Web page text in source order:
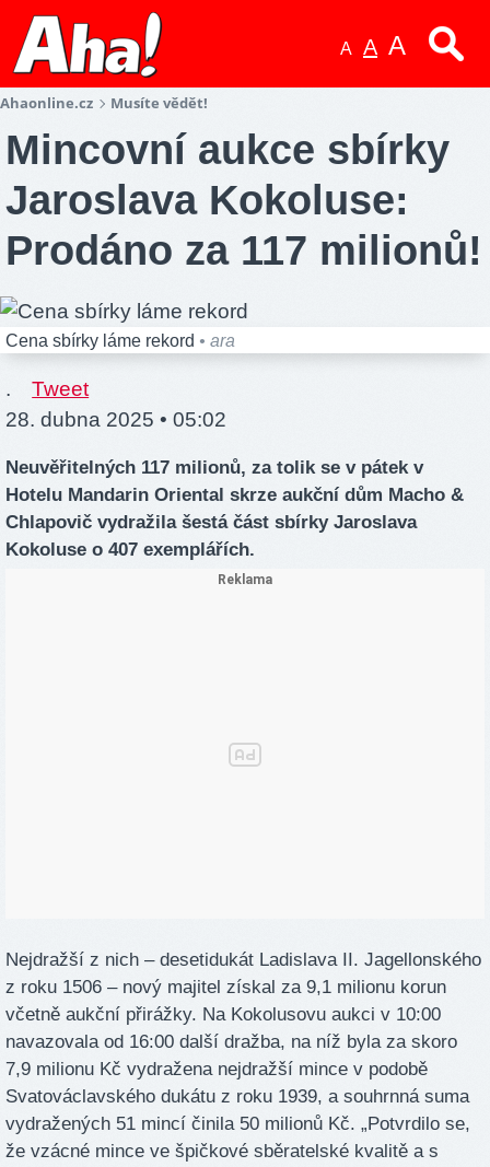
A A A
Ahaonline.cz Musíte vědět!
Mincovní aukce sbírky
Jaroslava Kokoluse:
Prodáno za 117 milionů!
Cena sbírky láme rekord • ara
.
Tweet
28. dubna 2025 • 05:02
Neuvěřitelných 117 milionů, za tolik se v pátek v
Hotelu Mandarin Oriental skrze aukční dům Macho &
Chlapovič vydražila šestá část sbírky Jaroslava
Kokoluse o 407 exemplářích.
Nejdražší z nich – desetidukát Ladislava II. Jagellonského
z roku 1506 – nový majitel získal za 9,1 milionu korun
včetně aukční přirážky. Na Kokolusovu aukci v 10:00
navazovala od 16:00 další dražba, na níž byla za skoro
7,9 milionu Kč vydražena nejdražší mince v podobě
Svatováclavského dukátu z roku 1939, a souhrnná suma
vydražených 51 mincí činila 50 milionů Kč. „Potvrdilo se,
že vzácné mince ve špičkové sběratelské kvalitě a s